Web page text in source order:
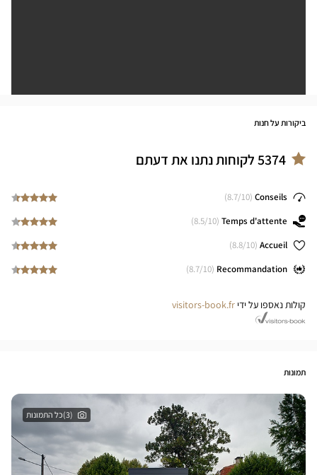
ביקורות על חנות
5374לקוחות נתנו את דעתם
Conseils
(
8.7/10)
Temps d'attente
(
8.5/10)
Accueil
(
8.8/10)
Recommandation
(
8.7/10)
קולות נאספו על ידי visitors-book.fr
תמונות
(3)כל התמונות